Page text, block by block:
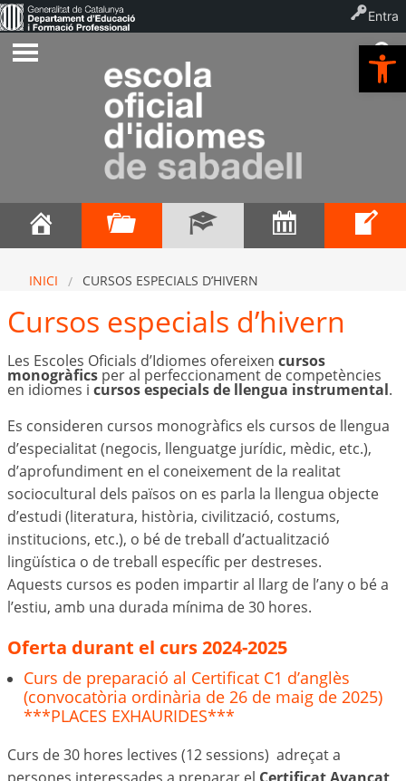
INICI CURSOS ESPECIALS D’HIVERN
Cursos especials d’hivern
Les Escoles Oficials d’Idiomes ofereixen cursos
monogràfics per al perfeccionament de competències
en idiomes i cursos especials de llengua instrumental.
Es consideren cursos monogràfics els cursos de llengua
d’especialitat (negocis, llenguatge jurídic, mèdic, etc.),
d’aprofundiment en el coneixement de la realitat
sociocultural dels països on es parla la llengua objecte
d’estudi (literatura, història, civilització, costums,
institucions, etc.), o bé de treball d’actualització
lingüística o de treball específic per destreses.
Aquests cursos es poden impartir al llarg de l’any o bé a
l’estiu, amb una durada mínima de 30 hores.
Oferta durant el curs 2024-2025
Curs de preparació al Certificat C1 d’anglès
(convocatòria ordinària de 26 de maig de 2025)
***PLACES EXHAURIDES***
Curs de 30 hores lectives (12 sessions) adreçat a
Entra